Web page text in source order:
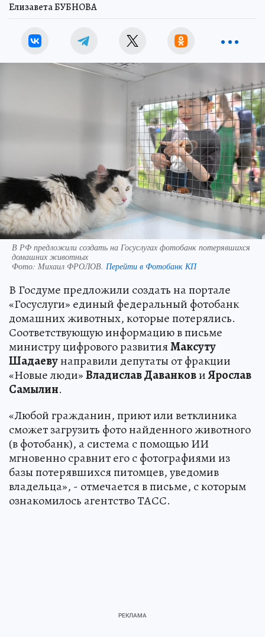
Елизавета БУБНОВА
В РФ предложили создать на Госуслугах фотобанк потерявшихся
домашних животных
Фото: Михаил ФРОЛОВ. Перейти в Фотобанк КП
В Госдуме предложили создать на портале
«Госуслуги» единый федеральный фотобанк
домашних животных, которые потерялись.
Соответствующую информацию в письме
министру цифрового развитияМаксуту
Шадаевунаправили депутаты от фракции
«Новые люди»Владислав ДаванковиЯрослав
Самылин.
«Любой гражданин, приют или ветклиника
сможет загрузить фото найденного животного
(в фотобанк), а система с помощью ИИ
мгновенно сравнит его с фотографиями из
базы потерявшихся питомцев, уведомив
владельца», - отмечается в письме, с которым
ознакомилось агентство ТАСС.